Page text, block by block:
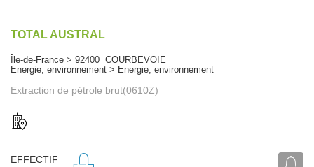
TOTAL AUSTRAL
Île-de-France > 92400 COURBEVOIE
Energie, environnement > Energie, environnement
Extraction de pétrole brut(0610Z)
EFFECTIF